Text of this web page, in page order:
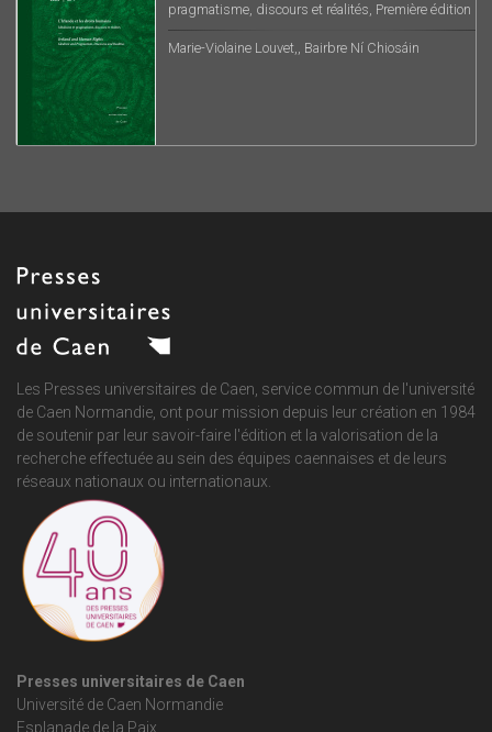
pragmatisme, discours et réalités, Première édition
Marie-Violaine Louvet,, Bairbre Ní Chiosáin
Les Presses universitaires de Caen, service commun de l'université
de Caen Normandie, ont pour mission depuis leur création en 1984
de soutenir par leur savoir-faire l'édition et la valorisation de la
recherche effectuée au sein des équipes caennaises et de leurs
réseaux nationaux ou internationaux.
Presses universitaires de Caen
Université de Caen Normandie
Esplanade de la Paix